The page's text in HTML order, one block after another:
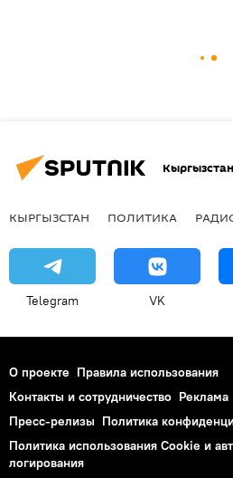
Кыргызстан
КЫРГЫЗСТАН ПОЛИТИКА
Telegram VK
О проекте Правила использования
Контакты и сотрудничество Реклама
Пресс-релизы Политика
Политика использования Cookie и
логирования